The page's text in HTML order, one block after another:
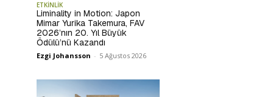
ETKİNLİK
Liminality in Motion: Japon
Mimar Yurika Takemura, FAV
2026’nın 20. Yıl Büyük
Ödülü’nü Kazandı
Ezgi Johansson - 5 Ağustos 2026